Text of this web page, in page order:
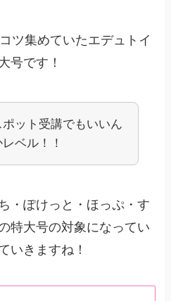
ツ集めていたエデュトイ
号です！
ット受講でもいいん
ベル！！
・ぽけっと・ほっぷ・す
特大号の対象になってい
いきますね！